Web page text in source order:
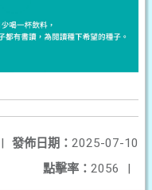
發佈日期： 2025-07-10
|
點擊率： 2056 |